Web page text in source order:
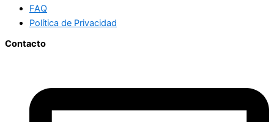
FAQ
Política de Privacidad
Contacto